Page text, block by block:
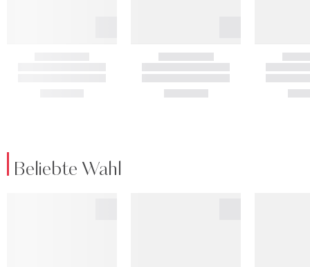
Beliebte Wahl